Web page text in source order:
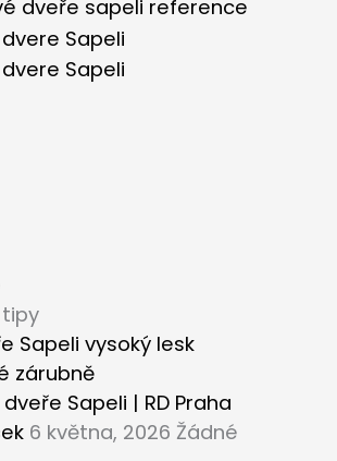
tipy
Sapeli | RD Praha
6 května, 2026 Žádné